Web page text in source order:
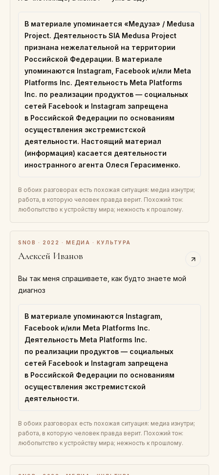
В материале упоминается «Медуза» / Medusa
Project. Деятельность SIA Medusa Project
признана нежелательной на территории
Российской Федерации. В материале
упоминаются Instagram, Facebook и/или Meta
Platforms Inc. Деятельность Meta Platforms
Inc. по реализации продуктов — социальных
сетей Facebook и Instagram запрещена
в Российской Федерации по основаниям
осуществления экстремистской
деятельности. Настоящий материал
(информация) касается деятельности
иностранного агента Олеся Герасименко.
В обоих разговорах есть похожая ситуация: медиа изнутри;
работа, в которую человек правда верит. Похожий тон:
любопытство к устройству мира; нежность к прошлому.
SNOB · 2022 · МЕДИА · КУЛЬТУРА
Алексей Иванов
Вы так меня спрашиваете, как будто знаете мой
диагноз
В материале упоминаются Instagram,
Facebook и/или Meta Platforms Inc.
Деятельность Meta Platforms Inc.
по реализации продуктов — социальных
сетей Facebook и Instagram запрещена
в Российской Федерации по основаниям
осуществления экстремистской
деятельности.
В обоих разговорах есть похожая ситуация: медиа изнутри;
работа, в которую человек правда верит. Похожий тон:
любопытство к устройству мира; нежность к прошлому.